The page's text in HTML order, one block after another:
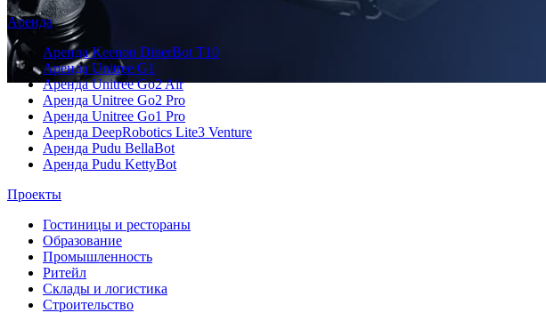
Аренда
Аренда Keenon DinerBot T10
Аренда Unitree G1
Аренда Unitree Go2 Air
Аренда Unitree Go2 Pro
Аренда Unitree Go1 Pro
Аренда DeepRobotics Lite3 Venture
Аренда Pudu BellaBot
Аренда Pudu KettyBot
Проекты
Гостиницы и рестораны
Образование
Промышленность
Ритейл
Склады и логистика
Строительство